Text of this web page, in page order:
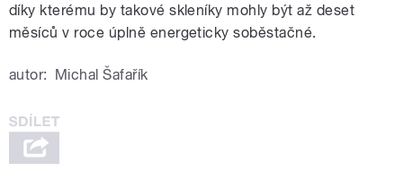
díky kterému by takové skleníky mohly být až deset
měsíců v roce úplně energeticky soběstačné.
autor: Michal Šafařík